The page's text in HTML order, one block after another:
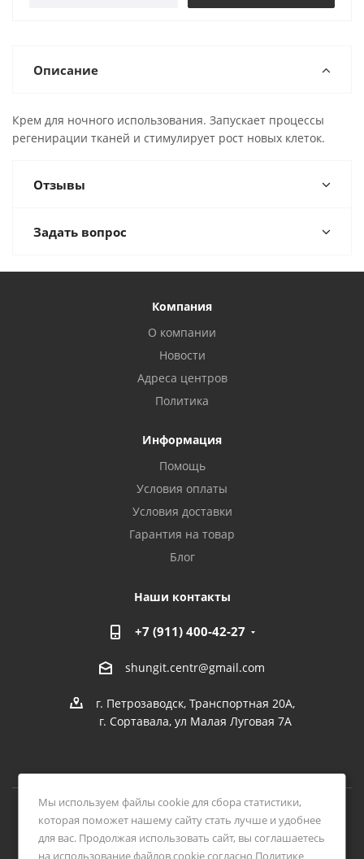
Описание
Крем для ночного использования. Запускает процессы
регенирации тканей и стимулирует рост новых клеток.
Отзывы
Задать вопрос
Компания
О компании
Новости
Адреса центров
Политика
Информация
Помощь
Условия оплаты
Условия доставки
Гарантия на товар
Блог
Наши контакты
+7 (911) 400-42-27
shungit.centr@gmail.com
г. Петрозаводск, Транспортная 20А,
г. Сортавала, ул Малая Луговая 7А
2026 © Интернет-магазин ЦЕНТР ШУНГИТА
Мы используем файлы cookie для сбора статистики,
которая поможет нашему сайту стать лучше и удобнее
для вас. Продолжая использовать сайт, вы соглашаетесь
на использование файлов cookie согласно Политике